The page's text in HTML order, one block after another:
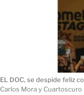
EL DOC, se despide feliz
Carlos Mora y Cuartoscuro